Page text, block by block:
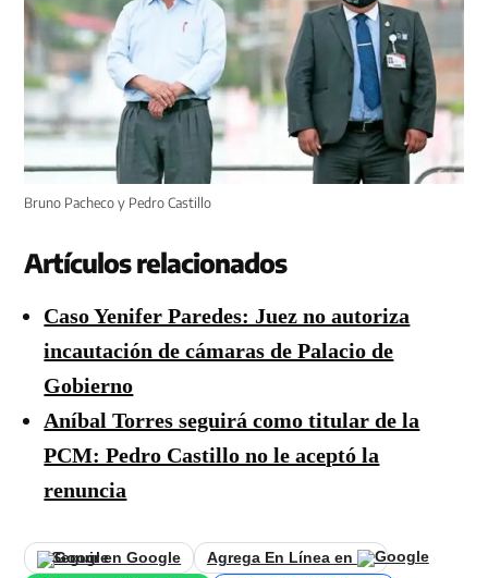
Bruno Pacheco y Pedro Castillo
Artículos relacionados
Caso Yenifer Paredes: Juez no autoriza
incautación de cámaras de Palacio de
Gobierno
Aníbal Torres seguirá como titular de la
PCM: Pedro Castillo no le aceptó la
renuncia
Seguir en Google
Agrega En Línea en